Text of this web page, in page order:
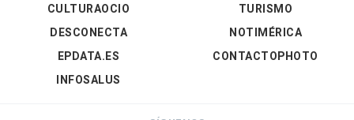
CULTURAOCIO
DESCONECTA
EPDATA.ES
INFOSALUS
TURISMO
NOTIMÉRICA
CONTACTOPHOTO